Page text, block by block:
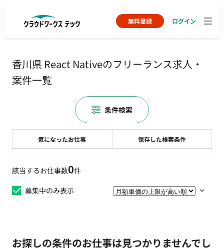
無料登録 ログイン
香川県 React Nativeのフリーランス求人・
案件一覧
該当するお仕事数0件
募集中のみ表示
お探しの条件のお仕事は見つかりませんでし
気になったお仕事 保存した検索条件
条件検索